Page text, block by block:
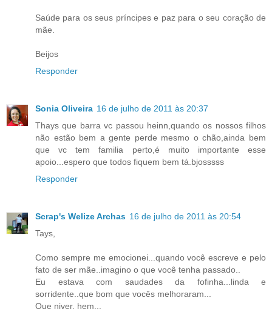
Saúde para os seus príncipes e paz para o seu coração de
mãe.
Beijos
Responder
Sonia Oliveira 16 de julho de 2011 às 20:37
Thays que barra vc passou heinn,quando os nossos filhos
não estão bem a gente perde mesmo o chão,ainda bem
que vc tem familia perto,é muito importante esse
apoio...espero que todos fiquem bem tá.bjosssss
Responder
Scrap's Welize Archas 16 de julho de 2011 às 20:54
Tays,
Como sempre me emocionei...quando você escreve e pelo
fato de ser mãe..imagino o que você tenha passado..
Eu estava com saudades da fofinha...linda e
sorridente..que bom que vocês melhoraram...
Que niver, hem...